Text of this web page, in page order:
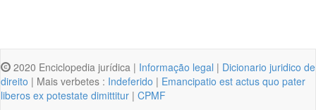
2020 Enciclopedia jurídica | Informação legal | Dicionario juridico de
direito | Mais verbetes : Indeferido | Emancipatio est actus quo pater
liberos ex potestate dimittitur | CPMF